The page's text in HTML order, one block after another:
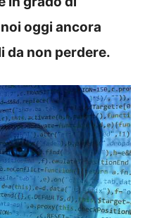
oggi ancora
da non perdere.